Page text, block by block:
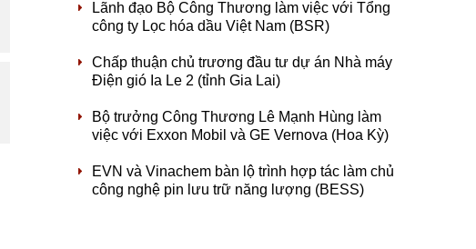
Lãnh đạo Bộ Công Thương làm việc với Tổng
công ty Lọc hóa dầu Việt Nam (BSR)
Chấp thuận chủ trương đầu tư dự án Nhà máy
Điện gió Ia Le 2 (tỉnh Gia Lai)
Bộ trưởng Công Thương Lê Mạnh Hùng làm
việc với Exxon Mobil và GE Vernova (Hoa Kỳ)
EVN và Vinachem bàn lộ trình hợp tác làm chủ
công nghệ pin lưu trữ năng lượng (BESS)